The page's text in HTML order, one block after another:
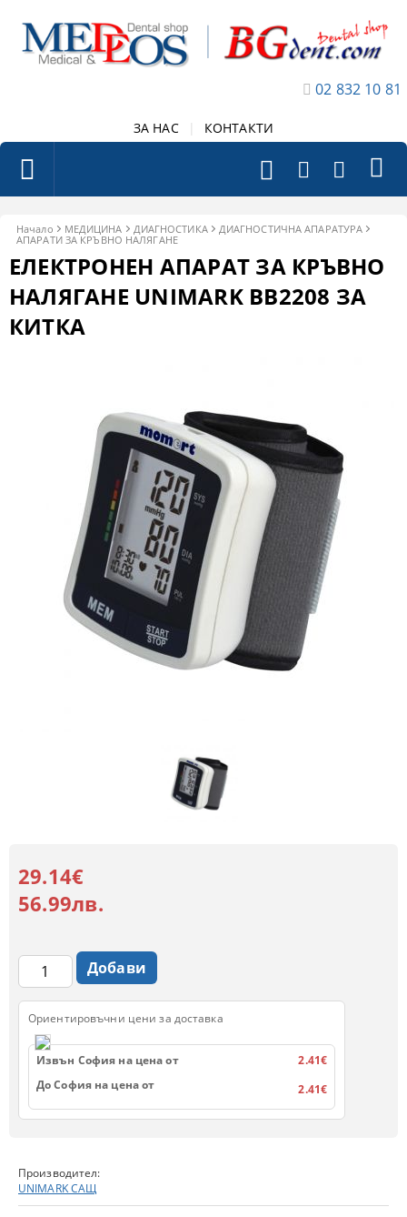
02 832 10 81
ЗА НАС КОНТАКТИ
Начало МЕДИЦИНА ДИАГНОСТИКА
ДИАГНОСТИЧНА АПАРАТУРА
АПАРАТИ ЗА КРЪВНО НАЛЯГАНЕ
ЕЛЕКТРОНЕН АПАРАТ ЗА КРЪВНО
НАЛЯГАНЕ UNIMARK BB2208 ЗА
КИТКА
Производител:
UNIMARK САЩ
29.14€
56.99лв.
Ориентировъчни цени за доставка
Извън София на цена от
2.41€
До София на цена от
2.41€